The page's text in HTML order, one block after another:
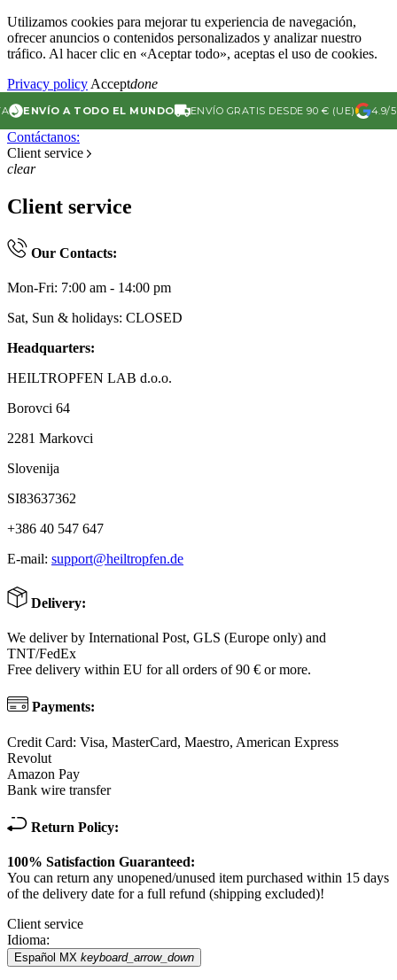
Utilizamos cookies para mejorar tu experiencia de navegación,
ofrecer anuncios o contenidos personalizados y analizar nuestro
tráfico. Al hacer clic en «Aceptar todo», aceptas el uso de cookies.
Privacy policy Acceptdone
ENVÍO A TODO EL MUNDO ENVÍO GRATIS DESDE 90 € (UE) 4.9/5
Contáctanos:
Client service
clear
Client service
Our Contacts:
Mon-Fri: 7:00 am - 14:00 pm
Sat, Sun & holidays: CLOSED
Headquarters:
HEILTROPFEN LAB d.o.o.
Borovci 64
2281 Markovci
Slovenija
SI83637362
+386 40 547 647
E-mail: support@heiltropfen.de
Delivery:
We deliver by International Post, GLS (Europe only) and
TNT/FedEx
Free delivery within EU for all orders of 90 € or more.
Payments:
Credit Card: Visa, MasterCard, Maestro, American Express
Revolut
Amazon Pay
Bank wire transfer
Return Policy:
100% Satisfaction Guaranteed:
You can return any unopened/unused item purchased within 15 days
of the delivery date for a full refund (shipping excluded)!
Client service
Idioma:
Español MX keyboard_arrow_down